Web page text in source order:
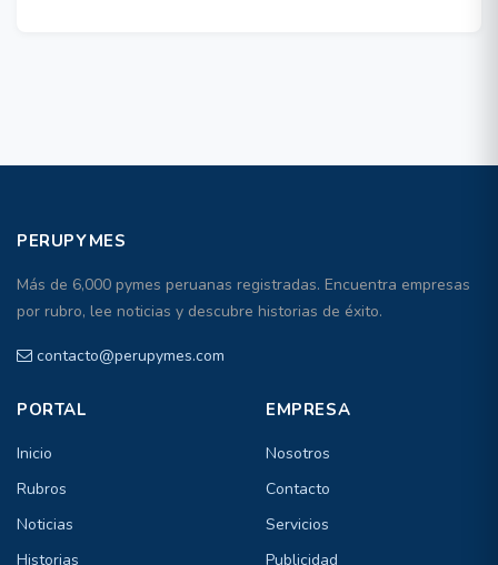
PERUPYMES
Más de 6,000 pymes peruanas registradas. Encuentra empresas
por rubro, lee noticias y descubre historias de éxito.
contacto@perupymes.com
PORTAL
Inicio
Rubros
Noticias
Historias
EMPRESA
Nosotros
Contacto
Servicios
Publicidad